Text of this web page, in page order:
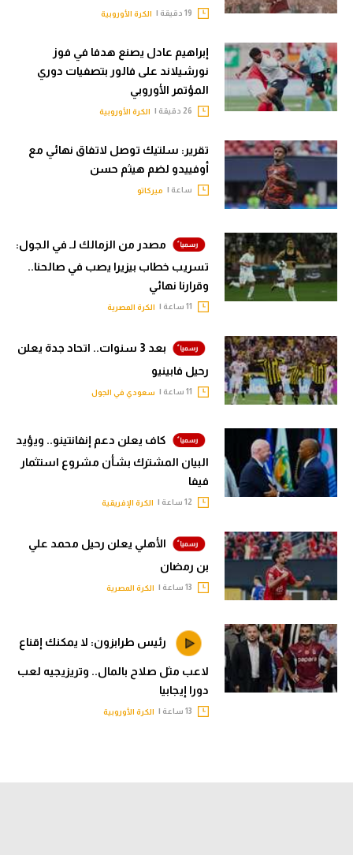
الكرة الأوروبية
إبراهيم عادل يصنع هدفا في فوز
نورشيلاند على فالور بتصفيات دوري
المؤتمر الأوروبي
الكرة الأوروبية
تقرير: سلتيك توصل لاتفاق نهائي مع
أوفييدو لضم هيثم حسن
ساعة | ميركاتو
مصدر من الزمالك لـ في الجول:
تسريب خطاب بيزيرا يصب في صالحنا..
وقرارنا نهائي
الكرة المصرية
بعد 3 سنوات.. اتحاد جدة يعلن
رحيل فابينيو
سعودي في الجول
كاف يعلن دعم إنفانتينو.. ويؤيد
البيان المشترك بشأن مشروع استثمار
فيفا
الكرة الإفريقية
الأهلي يعلن رحيل محمد علي
بن رمضان
الكرة المصرية
رئيس طرابزون: لا يمكنك إقناع
لاعب مثل صلاح بالمال.. وتريزيجيه لعب
دورا إيجابيا
الكرة الأوروبية